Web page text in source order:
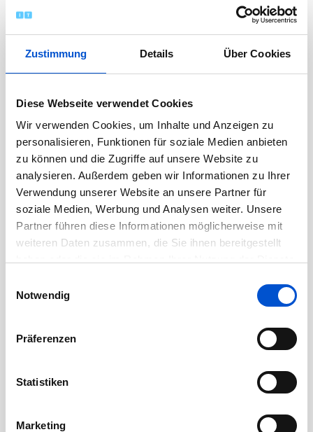
Zustimmung Details Über Cookies
Diese Webseite verwendet Cookies
Wir verwenden Cookies, um Inhalte und Anzeigen zu
personalisieren, Funktionen für soziale Medien anbieten
zu können und die Zugriffe auf unsere Website zu
analysieren. Außerdem geben wir Informationen zu Ihrer
Verwendung unserer Website an unsere Partner für
soziale Medien, Werbung und Analysen weiter. Unsere
Partner führen diese Informationen möglicherweise mit
weiteren Daten zusammen, die Sie ihnen bereitgestellt
Notwendig
Präferenzen
Statistiken
Marketing
April 2021
Februar 2021
Januar 2021
Oktober 2020
September 2020
August 2020
Juli 2020
Juni 2020
Mai 2020
März 2020
Januar 2020
November 2019
September 2019